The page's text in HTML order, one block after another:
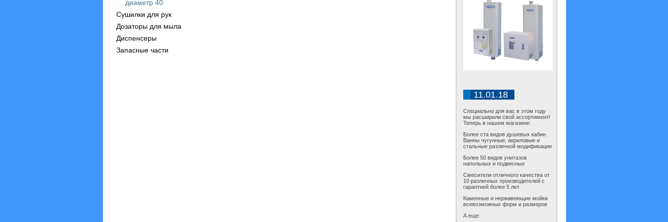
диаметр 40
Сушилки для рук
Дозаторы для мыла
Диспенсеры
Запасные части
11.01.18
Специально для вас в этом году
мы расширили свой ассортимент!
Теперь в нашем магазине:
Более ста видов душевых кабин.
Ванны чугунные, акриловые и
стальные различной модификации
Более 50 видов унитазов
напольных и подвесных
Смесители отличного качества от
10 различных производителей с
гарантией более 5 лет
Каменные и нержавеющие мойки
всевозможных форм и размеров
А еще: